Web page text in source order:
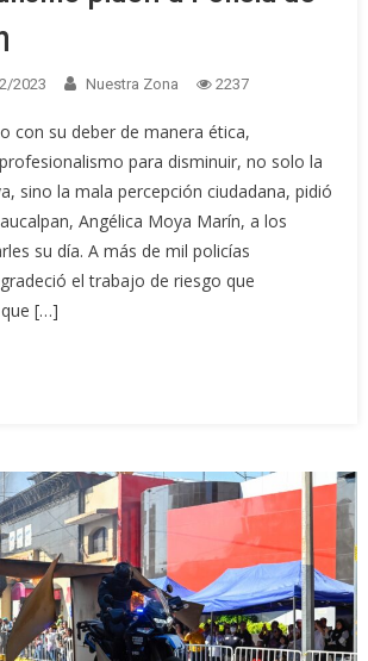
2023 Nuestra Zona 2237
con su deber de manera ética,
para disminuir, no solo la
sino la mala percepción ciudadana, pidió
Angélica Moya Marín, a los
su día. A más de mil policías
el trabajo de riesgo que
[…]